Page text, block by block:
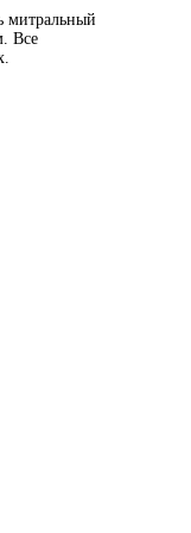
митральный
Все